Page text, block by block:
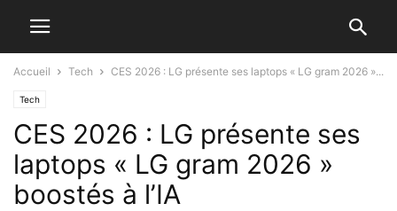
Accueil Tech CES 2026 : LG présente ses laptops « LG gram 2026 »...
Tech
CES 2026 : LG présente ses
laptops « LG gram 2026 »
boostés à l’IA